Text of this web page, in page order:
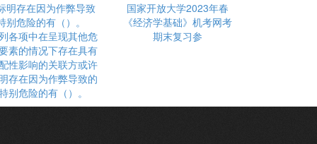
各项中在呈现其他危
素的情况下存在具有
性影响的关联方或许
存在因为作弊导致的
别危险的有（）。
国家开放大学2023年春
《经济学基础》机考网考
期末复习参